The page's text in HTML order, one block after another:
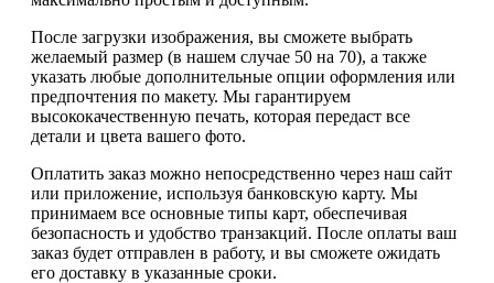
После загрузки изображения, вы сможете выбрать
желаемый размер (в нашем случае 50 на 70), а также
указать любые дополнительные опции оформления или
предпочтения по макету. Мы гарантируем
высококачественную печать, которая передаст все
детали и цвета вашего фото.
Оплатить заказ можно непосредственно через наш сайт
или приложение, используя банковскую карту. Мы
принимаем все основные типы карт, обеспечивая
безопасность и удобство транзакций. После оплаты ваш
заказ будет отправлен в работу, и вы сможете ожидать
его доставку в указанные сроки.